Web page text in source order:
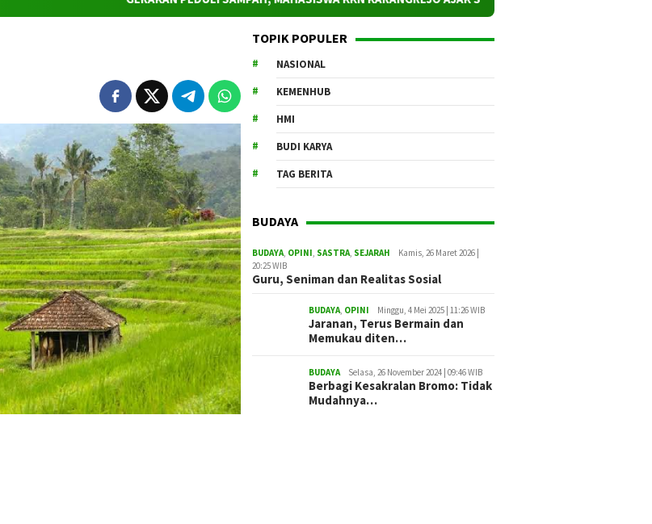
TOPIK POPULER
NASIONAL
KEMENHUB
HMI
BUDI KARYA
TAG BERITA
BUDAYA
BUDAYA, OPINI, SASTRA, SEJARAH
Kamis, 26 Maret 2026 |
20:25 WIB
Guru, Seniman dan Realitas Sosial
BUDAYA, OPINI Minggu, 4 Mei 2025 | 11:26 WIB
Jaranan, Terus Bermain dan
Memukau diten…
BUDAYA Selasa, 26 November 2024 | 09:46 WIB
Berbagi Kesakralan Bromo: Tidak
Mudahnya…